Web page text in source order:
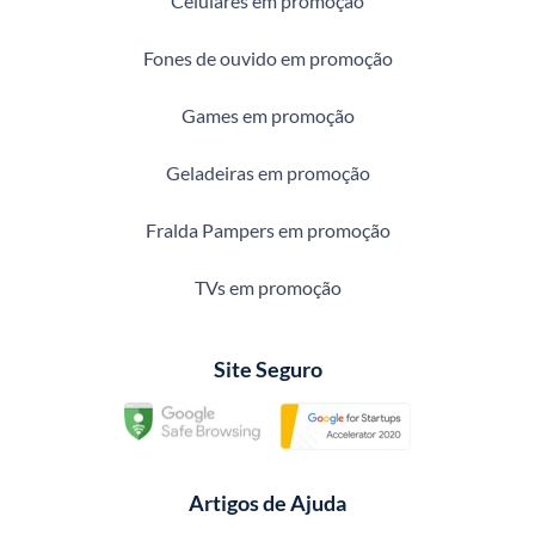
Fones de ouvido em promoção
Games em promoção
Geladeiras em promoção
Fralda Pampers em promoção
TVs em promoção
Site Seguro
Artigos de Ajuda